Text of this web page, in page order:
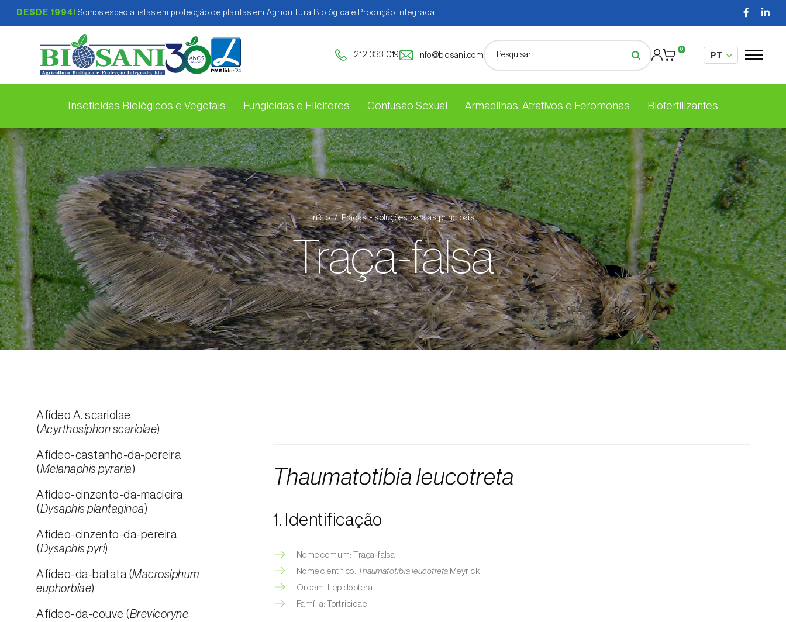
DESDE 1994! Somos especialistas em protecção de plantas em Agricultura Biológica e Produção Integrada.
212 333 019 info@biosani.com
0
Inseticidas Biológicos e Vegetais Fungicidas e Elicitores Confusão Sexual Armadilhas, Atrativos e Feromonas Biofertilizantes
Início Pragas - soluções para as principais
Traça-falsa
Afídeo A. scariolae
(Acyrthosiphon scariolae)
Afídeo-castanho-da-pereira
(Melanaphis pyraria)
Afídeo-cinzento-da-macieira
(Dysaphis plantaginea)
Afídeo-cinzento-da-pereira
(Dysaphis pyri)
Afídeo-da-batata (Macrosiphum
euphorbiae)
Afídeo-da-couve (Brevicoryne
Thaumatotibia leucotreta
1. Identificação
Nome comum: Traça‑falsa
Nome científico: Thaumatotibia leucotreta Meyrick
Ordem: Lepidoptera
Família: Tortricidae